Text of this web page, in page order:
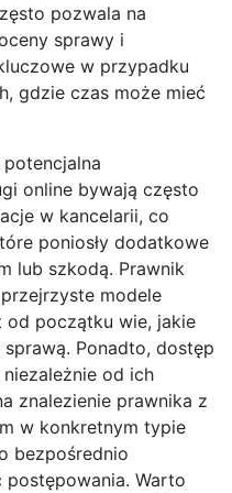
pozwala na
sprawy i
w przypadku
gdzie czas może mieć
online bywają często
w kancelarii, co
poniosły dodatkowe
lub szkodą. Prawnik
modele
od początku wie, jakie
Ponadto, dostęp
od ich
znalezienie prawnika z
w konkretnym typie
bezpośrednio
postępowania. Warto